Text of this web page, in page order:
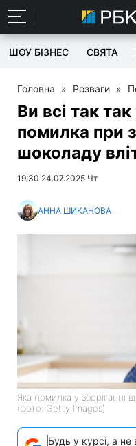
ШОУ БІЗНЕС СВЯТА
Головна » Розваги »
Ви всі так
помилка при
шоколаду
19:30 24.07.2025 Чт
АННА ШИКАНОВА
Яка помилка у зберіганні
(фото: Getty Images)
Будь у курсі, а не